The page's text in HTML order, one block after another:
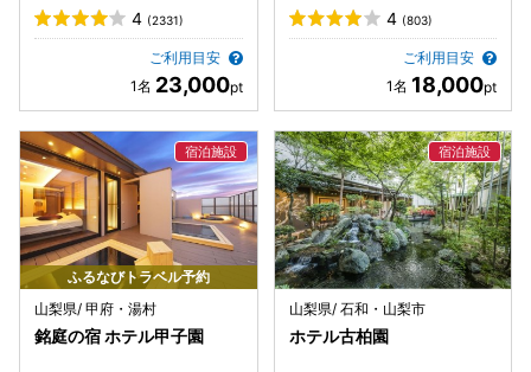
4 (2331)
ご利用目安
23,000
4 (803)
ご利用目安
18,000
ふるなびトラベル予約
山梨県/ 甲府・湯村
銘庭の宿 ホテル甲子園
山梨県/ 石和・山梨市
ホテル古柏園